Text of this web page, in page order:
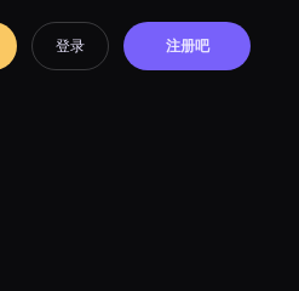
登录 注册吧